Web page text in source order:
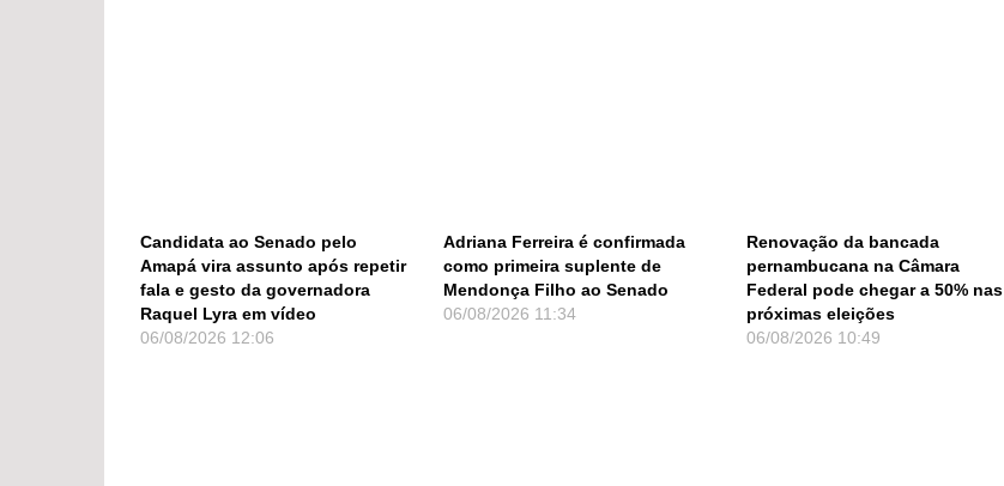
Candidata ao Senado pelo
Amapá vira assunto após repetir
fala e gesto da governadora
Raquel Lyra em vídeo
06/08/2026 12:06
Adriana Ferreira é confirmada
como primeira suplente de
Mendonça Filho ao Senado
06/08/2026 11:34
Renovação da bancada
pernambucana na Câmara
Federal pode chegar a 50% nas
próximas eleições
06/08/2026 10:49